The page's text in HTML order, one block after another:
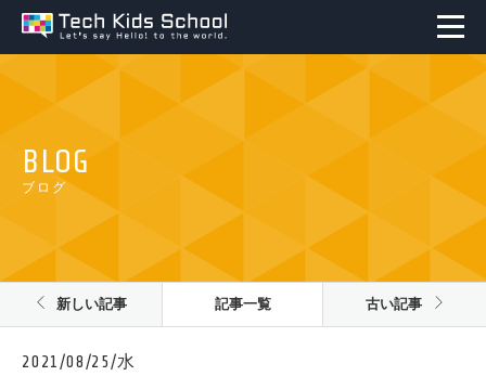
BLOG
ブログ
新しい記事 記事一覧 古い記事
2021/08/25/水